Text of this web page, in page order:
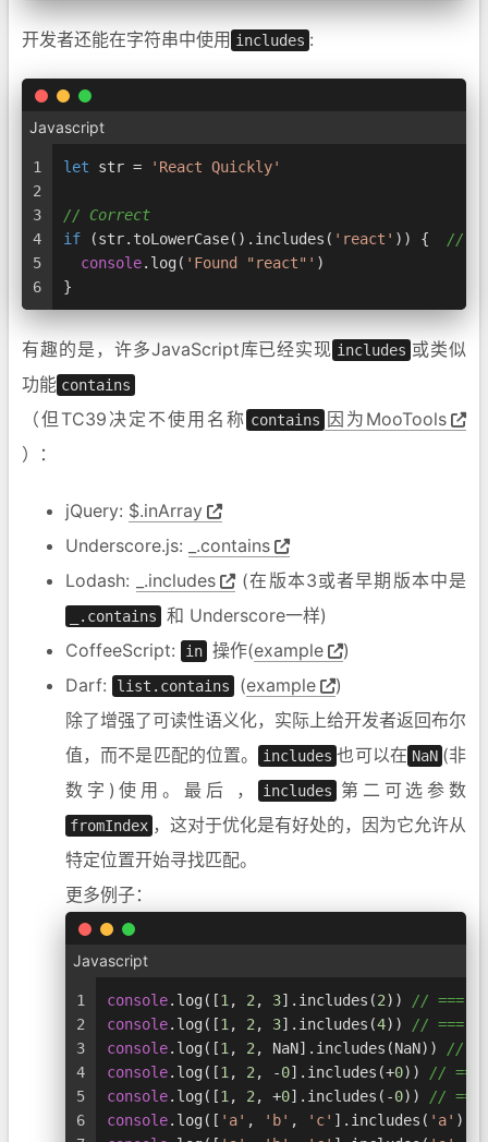
开发者还能在字符串中使用 includes :
Javascript
1
2
3
4
5
6
let str = 'React Quickly'
// Correct
if (str. toLowerCase(). includes ( 'react' )) { //
console. log( 'Found "react"' )
}
有趣的是，许多JavaScript库已经实现 includes 或类似
功能 contains
（但TC39决定不使用名称 contains 因为MooTools
）：
jQuery: $.inArray
Underscore.js:
_.contains
Lodash:
_.includes (在版本3或者早期版本中是
_.contains
和 Underscore一样)
CoffeeScript:
in 操作(example
)
Darf:
list.contains (example
)
除了增强了可读性语义化，实际上给开发者返回布尔
值，而不是匹配的位置。 includes 也可以在 NaN (非
数字)使用。最后 ， includes 第二可选参数
fromIndex ，这对于优化是有好处的，因为它允许从
特定位置开始寻找匹配。
更多例子：
Javascript
1
2
3
4
5
6
console. log([1 , 2 , 3]. includes (2)) // ===
console. log([1 , 2 , 3]. includes (4)) // ===
console. log([1 , 2 , NaN]. includes (NaN)) //
console. log([1 , 2 , -0]. includes (+0)) //
console. log([1 , 2 , +0]. includes (-0)) //
console. log([ 'a' , 'b' , 'c' ]. includes ( 'a' ))